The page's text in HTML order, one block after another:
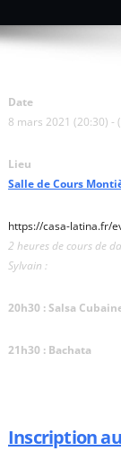
Date
8 mars 2021 (20:30) -
Lieu
Salle de Cours
https://casa-latina.fr/
2 heures de cours de
Sylvain :
20h30 : Salsa
21h30 : Bachata
Inscription